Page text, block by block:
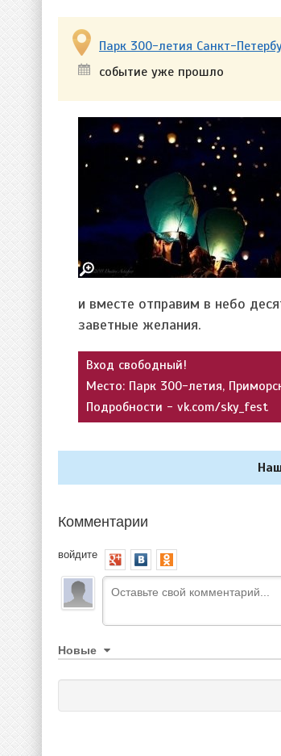
Парк 300-летия Санкт-
событие уже прошло
и вместе отправим в небо
заветные желания.
Вход свободный!
Место: Парк 300-летия,
Подробности - vk.com/sky_fest
Комментарии
войдите
Новые